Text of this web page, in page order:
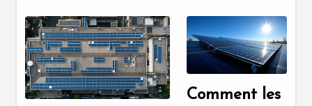
Comment les